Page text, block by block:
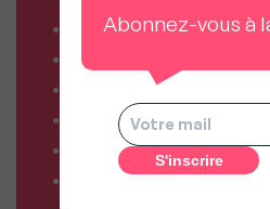
Combien vaut mon bien
Combien puis-je
Comparateur de forfaits
Comparateur de
Comparateur d’offres
Résiliez vos
Abonnez-vous à